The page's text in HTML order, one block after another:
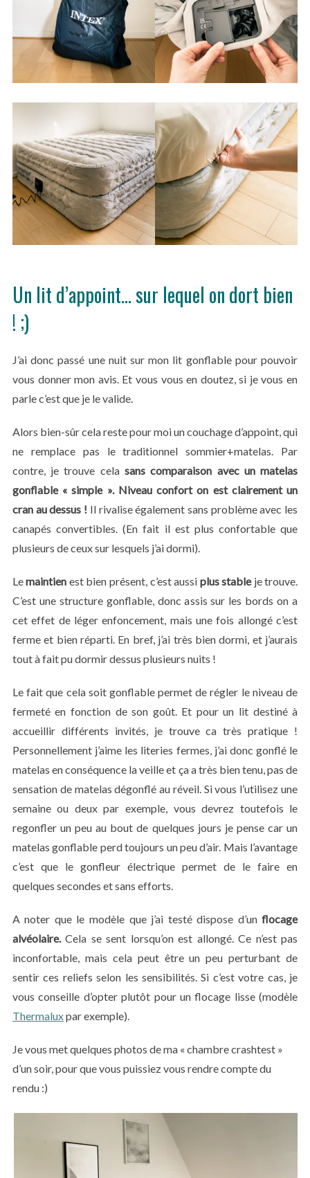
Un lit d’appoint… sur lequel on dort bien
! ;)
J’ai donc passé une nuit sur mon lit gonflable pour pouvoir
vous donner mon avis. Et vous vous en doutez, si je vous en
parle c’est que je le valide.
Alors bien-sûr cela reste pour moi un couchage d’appoint, qui
ne remplace pas le traditionnel sommier+matelas. Par
contre, je trouve cela sans comparaison avec un matelas
gonflable « simple ». Niveau confort on est clairement un
cran au dessus ! Il rivalise également sans problème avec les
canapés convertibles. (En fait il est plus confortable que
plusieurs de ceux sur lesquels j’ai dormi).
Lemaintien est bien présent, c’est aussi plus stableje trouve.
C’est une structure gonflable, donc assis sur les bords on a
cet effet de léger enfoncement, mais une fois allongé c’est
ferme et bien réparti. En bref, j’ai très bien dormi, et j’aurais
tout à fait pu dormir dessus plusieurs nuits !
Le fait que cela soit gonflable permet de régler le niveau de
fermeté en fonction de son goût. Et pour un lit destiné à
accueillir différents invités, je trouve ca très pratique !
Personnellement j’aime les literies fermes, j’ai donc gonflé le
matelas en conséquence la veille et ça a très bien tenu, pas de
sensation de matelas dégonflé au réveil. Si vous l’utilisez une
semaine ou deux par exemple, vous devrez toutefois le
regonfler un peu au bout de quelques jours je pense car un
matelas gonflable perd toujours un peu d’air. Mais l’avantage
c’est que le gonfleur électrique permet de le faire en
quelques secondes et sans efforts.
A noter que le modèle que j’ai testé dispose d’unflocage
alvéolaire.Cela se sent lorsqu’on est allongé. Ce n’est pas
inconfortable, mais cela peut être un peu perturbant de
sentir ces reliefs selon les sensibilités. Si c’est votre cas, je
vous conseille d’opter plutôt pour un flocage lisse (modèle
Thermaluxpar exemple).
Je vous met quelques photos de ma « chambre crashtest »
d’un soir, pour que vous puissiez vous rendre compte du
rendu :)
o
r
: